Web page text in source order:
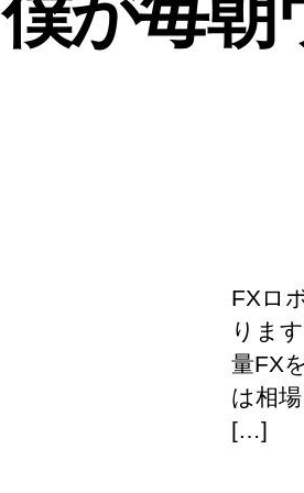
FXロ
りま
量FX
は相
[…]